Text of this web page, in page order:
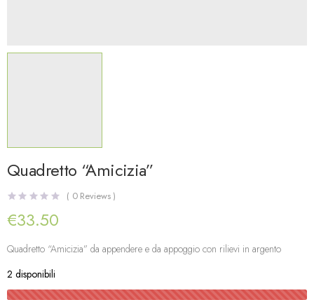
Quadretto “Amicizia”
( 0Reviews )
€33.50
Quadretto “Amicizia” da appendere e da appoggio con rilievi in argento
2 disponibili